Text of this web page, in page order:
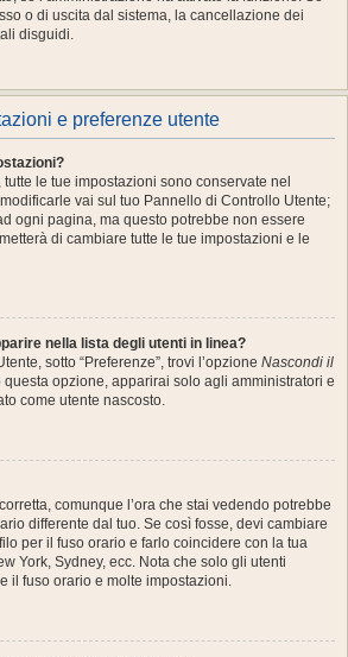
o di uscita dal sistema, la cancellazione dei
disguidi.
e preferenze utente
le tue impostazioni sono conservate nel
vai sul tuo Pannello di Controllo Utente;
ogni pagina, ma questo potrebbe non essere
di cambiare tutte le tue impostazioni e le
nella lista degli utenti in linea?
sotto “Preferenze”, trovi l’opzione Nascondi il
questa opzione, apparirai solo agli amministratori e
come utente nascosto.
comunque l’ora che stai vedendo potrebbe
differente dal tuo. Se così fosse, devi cambiare
per il fuso orario e farlo coincidere con la tua
York, Sydney, ecc. Nota che solo gli utenti
il fuso orario e molte impostazioni.